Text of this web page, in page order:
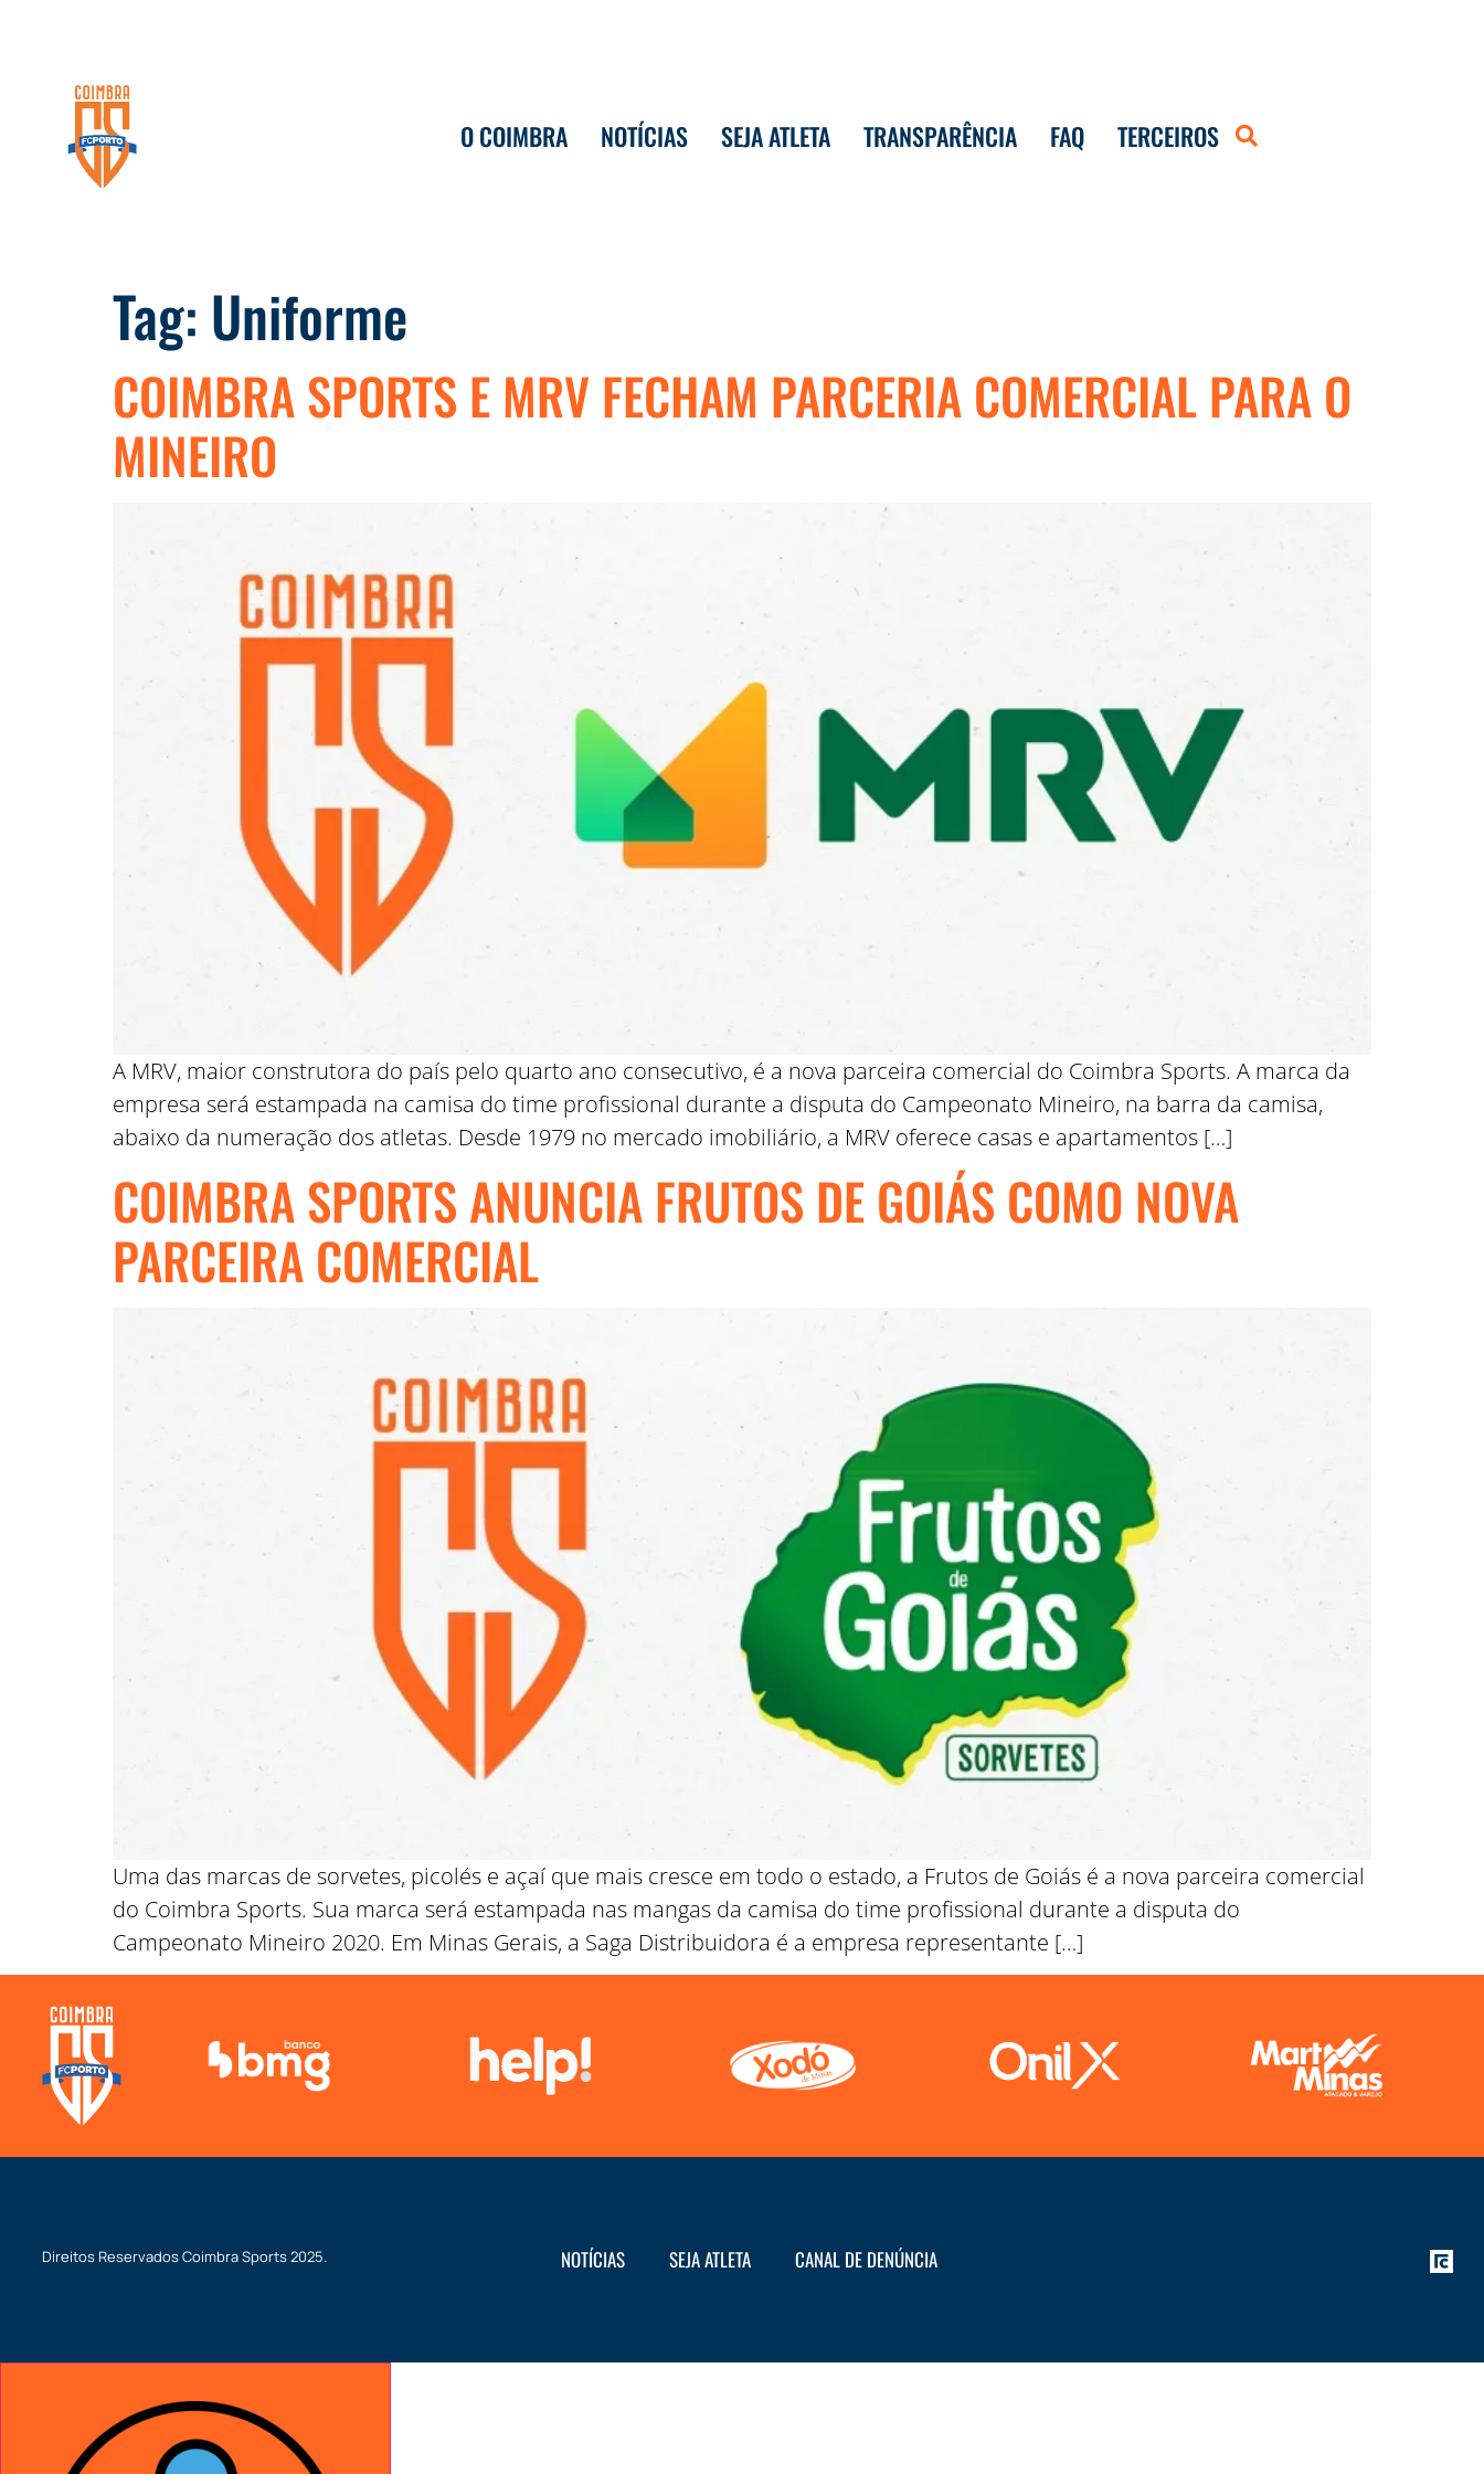
O COIMBRA NOTÍCIAS SEJA ATLETA TRANSPARÊNCIA FAQ TERCEIROS
Tag: Uniforme
COIMBRA SPORTS E MRV FECHAM PARCERIA COMERCIAL PARA O
MINEIRO
A MRV, maior construtora do país pelo quarto ano consecutivo, é a nova parceira comercial do Coimbra Sports. A marca da
empresa será estampada na camisa do time profissional durante a disputa do Campeonato Mineiro, na barra da camisa,
abaixo da numeração dos atletas. Desde 1979 no mercado imobiliário, a MRV oferece casas e apartamentos […]
COIMBRA SPORTS ANUNCIA FRUTOS DE GOIÁS COMO NOVA
PARCEIRA COMERCIAL
Uma das marcas de sorvetes, picolés e açaí que mais cresce em todo o estado, a Frutos de Goiás é a nova parceira comercial
do Coimbra Sports. Sua marca será estampada nas mangas da camisa do time profissional durante a disputa do
Campeonato Mineiro 2020. Em Minas Gerais, a Saga Distribuidora é a empresa representante […]
Direitos ReservadosCoimbra Sports2025. NOTÍCIAS SEJA ATLETA CANAL DE DENÚNCIA